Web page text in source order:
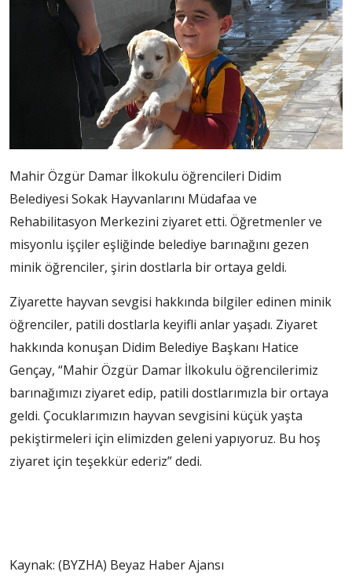
Mahir Özgür Damar İlkokulu öğrencileri Didim
Belediyesi Sokak Hayvanlarını Müdafaa ve
Rehabilitasyon Merkezini ziyaret etti. Öğretmenler ve
misyonlu işçiler eşliğinde belediye barınağını gezen
minik öğrenciler, şirin dostlarla bir ortaya geldi.
Ziyarette hayvan sevgisi hakkında bilgiler edinen minik
öğrenciler, patili dostlarla keyifli anlar yaşadı. Ziyaret
hakkında konuşan Didim Belediye Başkanı Hatice
Gençay, “Mahir Özgür Damar İlkokulu öğrencilerimiz
barınağımızı ziyaret edip, patili dostlarımızla bir ortaya
geldi. Çocuklarımızın hayvan sevgisini küçük yaşta
pekiştirmeleri için elimizden geleni yapıyoruz. Bu hoş
ziyaret için teşekkür ederiz” dedi.
Kaynak: (BYZHA) Beyaz Haber Ajansı